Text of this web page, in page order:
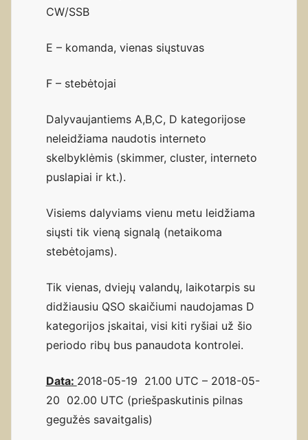
CW/SSB
E – komanda, vienas siųstuvas
F – stebėtojai
Dalyvaujantiems A,B,C, D kategorijose
neleidžiama naudotis interneto
skelbyklėmis (skimmer, cluster, interneto
puslapiai ir kt.).
Visiems dalyviams vienu metu leidžiama
siųsti tik vieną signalą (netaikoma
stebėtojams).
Tik vienas, dviejų valandų, laikotarpis su
didžiausiu QSO skaičiumi naudojamas D
kategorijos įskaitai, visi kiti ryšiai už šio
periodo ribų bus panaudota kontrolei.
Data: 2018-05-19 21.00 UTC – 2018-05-
20 02.00 UTC (priešpaskutinis pilnas
gegužės savaitgalis)